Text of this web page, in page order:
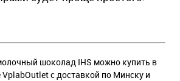
шоколад IHS можно купить в
с доставкой по Минску и